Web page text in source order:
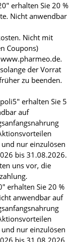
erhalten Sie 20 %
Nicht anwendbar
Nicht mit
Coupons)
der Vorrat
zu beenden.
erhalten Sie 5
auf
nur einzulösen
bis 31.08.2026.
uns vor, die
erhalten Sie 20 %
anwendbar auf
nur einzulösen
bis 31.08.2026.